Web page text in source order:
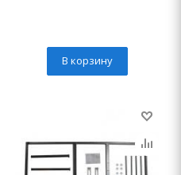
В корзину